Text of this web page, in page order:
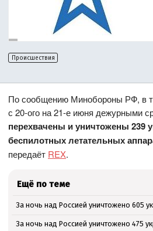
Происшествия
По сообщению Минобороны РФ, в
с 20-ого на 21-е июня дежурными
перехвачены и уничтожены 239
беспилотных летательных
передаёт REX.
Ещё по теме
За ночь над Россией уничтожено 605
За ночь над Россией уничтожено 475